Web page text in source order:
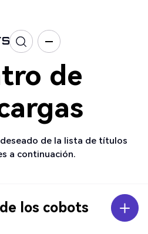
de
de la lista de títulos
a continuación.
los cobots